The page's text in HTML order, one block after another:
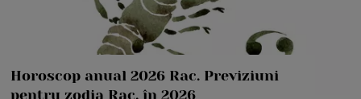
Horoscop anual 2026 Rac. Previziuni
pentru zodia Rac, în 2026